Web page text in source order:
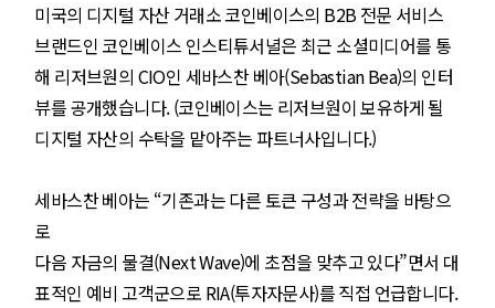
미국의 디지털 자산 거래소 코인베이스의 B2B 전문 서비스
브랜드인 코인베이스 인스티튜서녈은 최근 소셜미디어를 통
해 리저브원의 CIO인 세바스찬 베아(Sebastian Bea)의 인터
뷰를 공개했습니다. (코인베이스는 리저브원이 보유하게 될
디지털 자산의 수탁을 맡아주는 파트너사입니다.)
세바스찬 베아는 “기존과는 다른 토큰 구성과 전략을 바탕으
로
다음 자금의 물결(Next Wave)에 초점을 맞추고 있다”면서 대
표적인 예비 고객군으로 RIA(투자자문사)를 직접 언급합니다.